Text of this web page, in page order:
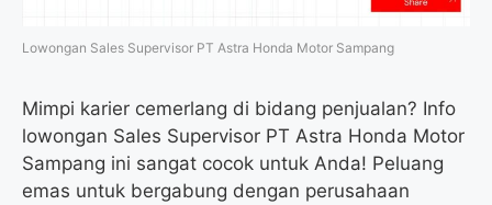
Lowongan Sales Supervisor PT Astra Honda Motor Sampang
Mimpi karier cemerlang di bidang penjualan? Info
lowongan Sales Supervisor PT Astra Honda Motor
Sampang ini sangat cocok untuk Anda! Peluang
emas untuk bergabung dengan perusahaan